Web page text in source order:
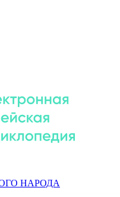
НАРОДА